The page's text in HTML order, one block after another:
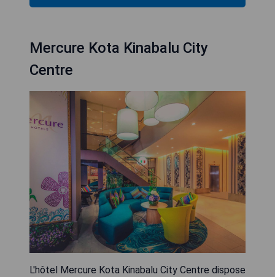
Mercure Kota Kinabalu City
Centre
L'hôtel Mercure Kota Kinabalu City Centre dispose